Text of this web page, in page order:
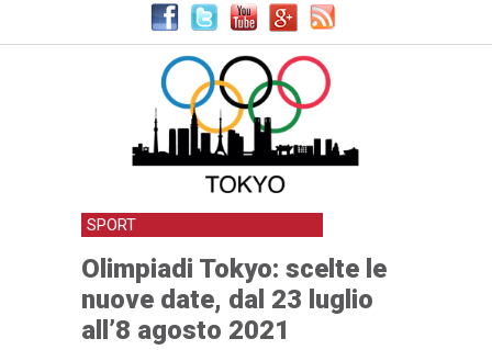
SPORT
Olimpiadi Tokyo: scelte le
nuove date, dal 23 luglio
all’8 agosto 2021